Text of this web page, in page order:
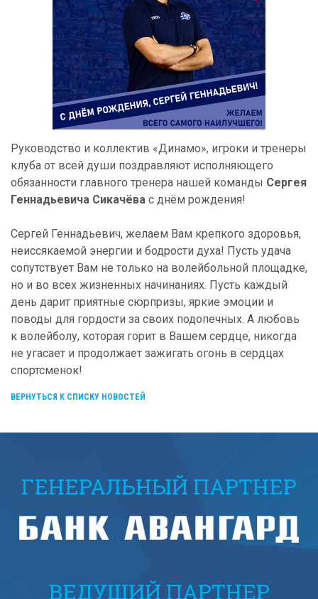
Руководство и коллектив «Динамо», игроки и тренеры
клуба от всей души поздравляют исполняющего
обязанности главного тренера нашей команды Сергея
Геннадьевича Сикачёва с днём рождения!
Сергей Геннадьевич, желаем Вам крепкого здоровья,
неиссякаемой энергии и бодрости духа! Пусть удача
сопутствует Вам не только на волейбольной площадке,
но и во всех жизненных начинаниях. Пусть каждый
день дарит приятные сюрпризы, яркие эмоции и
поводы для гордости за своих подопечных. А любовь
к волейболу, которая горит в Вашем сердце, никогда
не угасает и продолжает зажигать огонь в сердцах
спортсменок!
ВЕРНУТЬСЯ К СПИСКУ НОВОСТЕЙ
ГЕНЕРАЛЬНЫЙ ПАРТНЕР
ВЕДУЩИЙ ПАРТНЕР